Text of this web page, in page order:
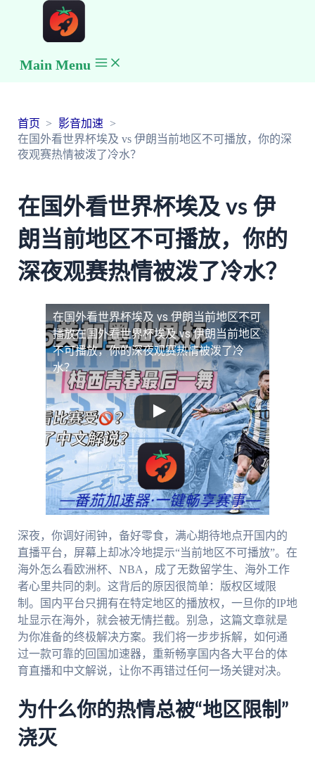
Main Menu
首页
影音加速
在国外看世界杯埃及 vs 伊朗当前地区不可播放，你的深
夜观赛热情被泼了冷水？
在国外看世界杯埃及 vs 伊
朗当前地区不可播放，你的
深夜观赛热情被泼了冷水？
在国外看世界杯埃及 vs 伊朗当前地区不可
播放在国外看世界杯埃及 vs 伊朗当前地区
不可播放，你的深夜观赛热情被泼了冷
水？
深夜，你调好闹钟，备好零食，满心期待地点开国内的
直播平台，屏幕上却冰冷地提示“当前地区不可播放”。在
海外怎么看欧洲杯、NBA，成了无数留学生、海外工作
者心里共同的刺。这背后的原因很简单：版权区域限
制。国内平台只拥有在特定地区的播放权，一旦你的IP地
址显示在海外，就会被无情拦截。别急，这篇文章就是
为你准备的终极解决方案。我们将一步步拆解，如何通
过一款可靠的回国加速器，重新畅享国内各大平台的体
育直播和中文解说，让你不再错过任何一场关键对决。
为什么你的热情总被“地区限制”
浇灭